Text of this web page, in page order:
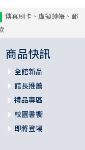
傳真刷卡、虛擬轉帳、郵
商品快訊
全館新品
館長推薦
禮品專區
校園書饗
即將登場